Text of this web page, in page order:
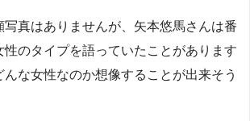
写真はありませんが、矢本悠馬さんは番
性のタイプを語っていたことがあります
な女性なのか想像することが出来そう